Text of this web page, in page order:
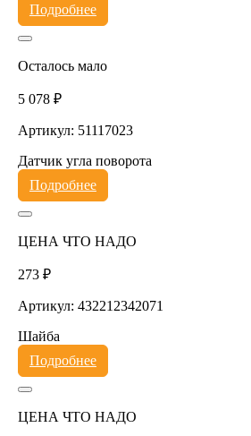
Подробнее
Осталось мало
5 078 ₽
Артикул: 51117023
Датчик угла поворота
Подробнее
ЦЕНА ЧТО НАДО
273 ₽
Артикул: 432212342071
Шайба
Подробнее
ЦЕНА ЧТО НАДО